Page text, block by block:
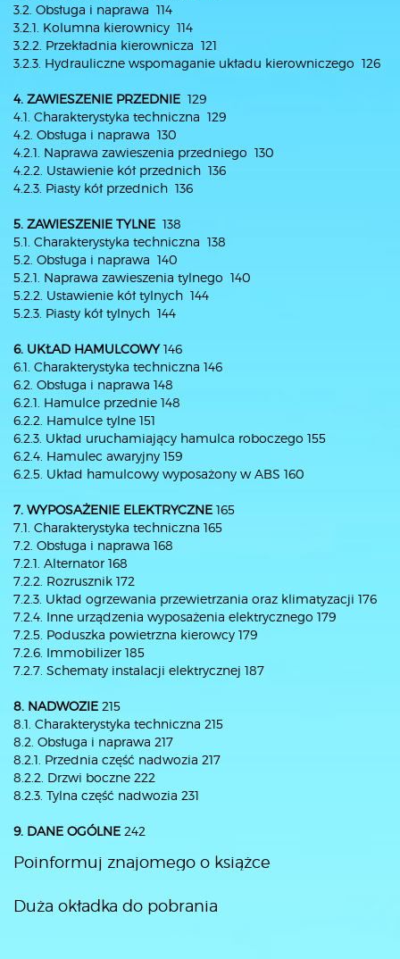
3.2. Obsługa i naprawa 114
3.2.1. Kolumna kierownicy 114
3.2.2. Przekładnia kierownicza 121
3.2.3. Hydrauliczne wspomaganie układu kierowniczego 126
4. ZAWIESZENIE PRZEDNIE 129
4.1. Charakterystyka techniczna 129
4.2. Obsługa i naprawa 130
4.2.1. Naprawa zawieszenia przedniego 130
4.2.2. Ustawienie kół przednich 136
4.2.3. Piasty kół przednich 136
5. ZAWIESZENIE TYLNE 138
5.1. Charakterystyka techniczna 138
5.2. Obsługa i naprawa 140
5.2.1. Naprawa zawieszenia tylnego 140
5.2.2. Ustawienie kół tylnych 144
5.2.3. Piasty kół tylnych 144
6. UKŁAD HAMULCOWY146
6.1. Charakterystyka techniczna 146
6.2. Obsługa i naprawa 148
6.2.1. Hamulce przednie 148
6.2.2. Hamulce tylne 151
6.2.3. Układ uruchamiający hamulca roboczego 155
6.2.4. Hamulec awaryjny 159
6.2.5. Układ hamulcowy wyposażony w ABS 160
7. WYPOSAŻENIE ELEKTRYCZNE 165
7.1. Charakterystyka techniczna 165
7.2. Obsługa i naprawa 168
7.2.1. Alternator 168
7.2.2. Rozrusznik 172
7.2.3. Układ ogrzewania przewietrzania oraz klimatyzacji 176
7.2.4. Inne urządzenia wyposażenia elektrycznego 179
7.2.5. Poduszka powietrzna kierowcy 179
7.2.6. Immobilizer 185
7.2.7. Schematy instalacji elektrycznej 187
8. NADWOZIE 215
8.1. Charakterystyka techniczna 215
8.2. Obsługa i naprawa 217
8.2.1. Przednia część nadwozia 217
8.2.2. Drzwi boczne 222
8.2.3. Tylna część nadwozia 231
9. DANE OGÓLNE 242
Poinformuj znajomego o książce
Duża okładka do pobrania